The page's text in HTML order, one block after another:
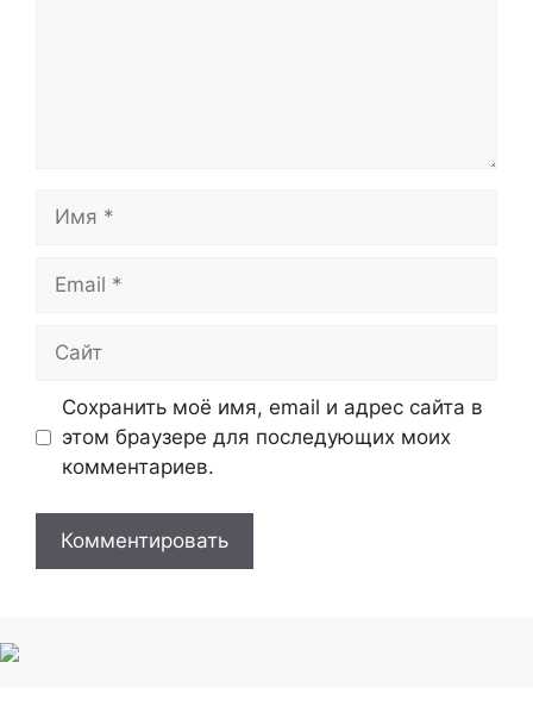
Имя
Email
Сайт
Сохранить моё имя, email и адрес сайта в
этом браузере для последующих моих
комментариев.